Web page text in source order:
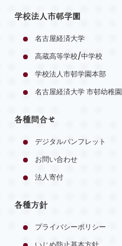
学校法人市邨学園
名古屋経済大学
高蔵高等学校/中学校
学校法人市邨学園本部
名古屋経済大学 市邨幼稚園
各種問合せ
デジタルパンフレット
お問い合わせ
法人寄付
各種方針
プライバシーポリシー